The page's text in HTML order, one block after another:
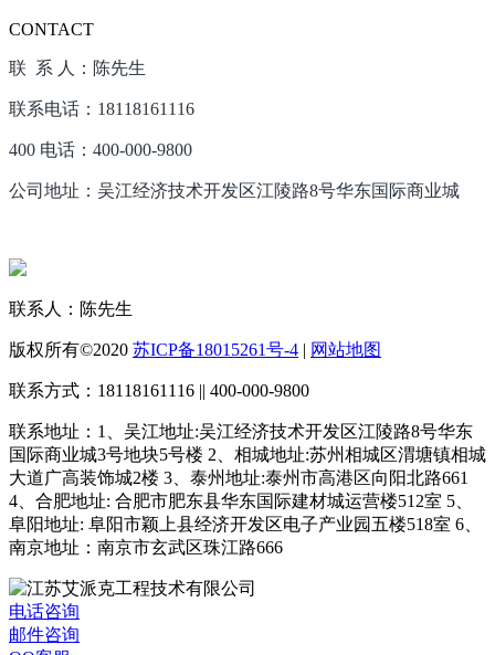
CONTACT
联 系 人：陈先生
联系电话：18118161116
400 电话：400-000-9800
公司地址：吴江经济技术开发区江陵路8号华东国际商业城
联系人：陈先生
版权所有©2020 苏ICP备18015261号-4 | 网站地图
联系方式：18118161116 || 400-000-9800
联系地址：1、吴江地址:吴江经济技术开发区江陵路8号华东
国际商业城3号地块5号楼 2、相城地址:苏州相城区渭塘镇相城
大道广高装饰城2楼 3、泰州地址:泰州市高港区向阳北路661
4、合肥地址: 合肥市肥东县华东国际建材城运营楼512室 5、
阜阳地址: 阜阳市颖上县经济开发区电子产业园五楼518室 6、
南京地址：南京市玄武区珠江路666
电话咨询
邮件咨询